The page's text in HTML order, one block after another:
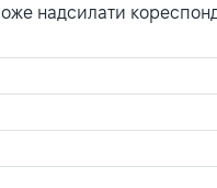
надсилати